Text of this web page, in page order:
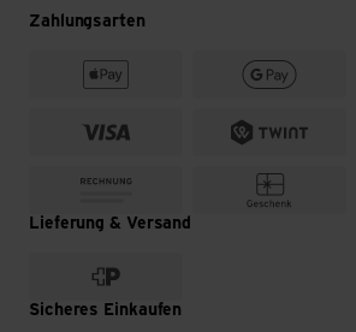
Zahlungsarten
Lieferung & Versand
Sicheres Einkaufen